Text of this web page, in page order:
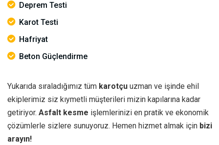
Deprem Testi
Karot Testi
Hafriyat
Beton Güçlendirme
Yukarıda sıraladığımız tüm karotçu uzman ve işinde ehil
ekiplerimiz siz kıymetli müşterileri mizin kapılarına kadar
getiriyor. Asfalt kesme işlemlerinizi en pratik ve ekonomik
çözümlerle sizlere sunuyoruz. Hemen hizmet almak için bizi
arayın!